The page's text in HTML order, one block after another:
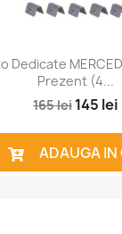
Dedicate
Prezent (4...
165 lei 145 lei
ADAUGA IN